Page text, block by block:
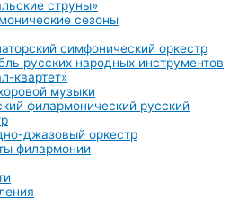
струны»
сезоны
симфонический оркестр
русских народных инструментов
квартет»
музыки
филармонический русский
джазовый оркестр
филармонии